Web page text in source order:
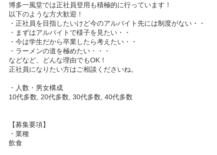
博多一風堂では正社員登用も積極的に行っています！
以下のような方大歓迎！
・正社員を目指したいけど今のアルバイト先には制度がない・・
・まずはアルバイトで様子を見たい・・
・今は学生だから卒業したら考えたい・・
・ラーメンの道を極めたい・・・
などなど、どんな理由でもOK！
正社員になりたい方はご相談くださいね。
・人数・男女構成
10代多数, 20代多数, 30代多数, 40代多数
【募集要項】
・業種
飲食